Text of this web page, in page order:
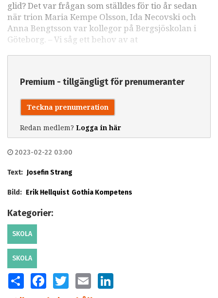
glid? Det var frågan som ställdes för tio år sedan
när trion Maria Kempe Olsson, Ida Necovski och
Anna Bengtsson var kollegor på Bergsjöskolan i
Göteborg. – Vi såg ett behov av at
Premium - tillgängligt för prenumeranter
Teckna prenumeration
Redan medlem? Logga in här
2023-02-22 03:00
Text: Josefin Strang
Bild: Erik Hellquist Gothia Kompetens
Kategorier:
SKOLA
SKOLA
SHARE FACEBOOKTWITTER EMAIL